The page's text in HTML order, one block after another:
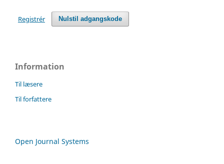
Nulstil adgangskode
Registrér
Information
Til læsere
Til forfattere
Open Journal Systems